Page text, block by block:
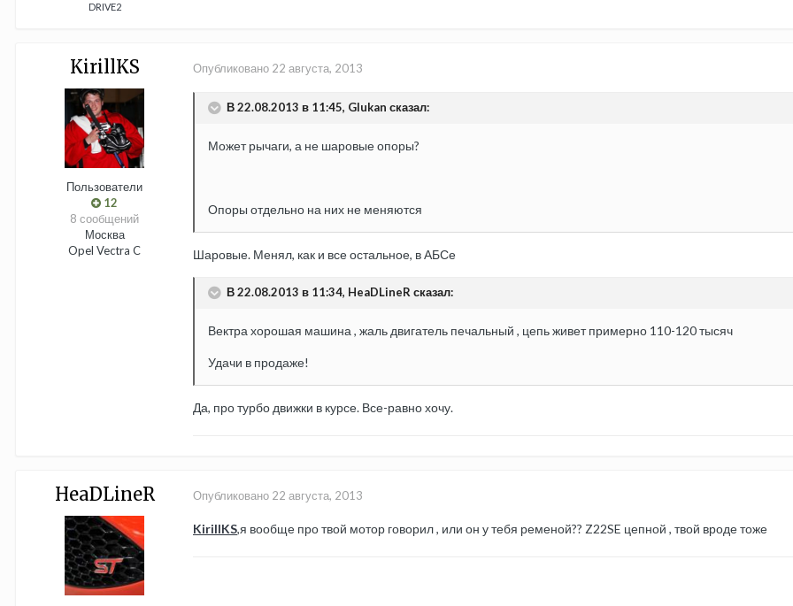
DRIVE2
KirillKS
Пользователи
12
8 сообщений
Москва
Opel Vectra C
Опубликовано 22 августа, 2013
В 22.08.2013 в 11:45, Glukan сказал:
Может рычаги, а не шаровые опоры?
Опоры отдельно на них не меняются
Шаровые. Менял, как и все остальное, в АБСе
В 22.08.2013 в 11:34, HeaDLineR сказал:
Вектра хорошая машина , жаль двигатель печальный , цепь живет примерно 110-120 тысяч
Удачи в продаже!
Да, про турбо движки в курсе. Все-равно хочу.
HeaDLineR Опубликовано 22 августа, 2013
KirillKS,я вообще про твой мотор говорил , или он у тебя ременой?? Z22SE цепной , твой вроде тоже